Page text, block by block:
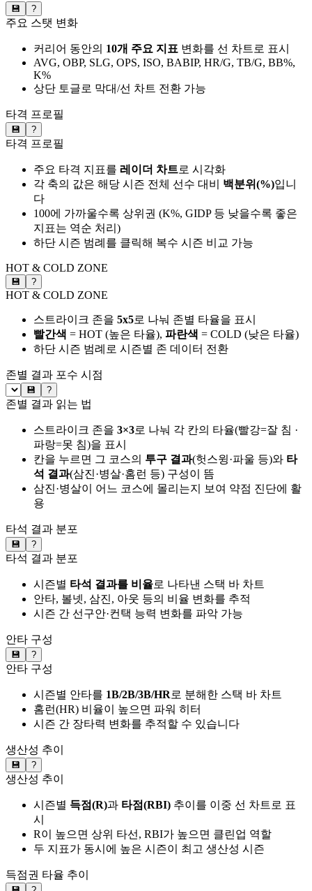
💾 ?
주요 스탯 변화
커리어 동안의 10개 주요 지표 변화를 선 차트로 표시
AVG, OBP, SLG, OPS, ISO, BABIP, HR/G, TB/G, BB%,
K%
상단 토글로 막대/선 차트 전환 가능
타격 프로필
💾 ?
타격 프로필
주요 타격 지표를 레이더 차트로 시각화
각 축의 값은 해당 시즌 전체 선수 대비 백분위(%)입니
다
100에 가까울수록 상위권 (K%, GIDP 등 낮을수록 좋은
지표는 역순 처리)
하단 시즌 범례를 클릭해 복수 시즌 비교 가능
HOT & COLD ZONE
💾 ?
HOT & COLD ZONE
스트라이크 존을 5x5로 나눠 존별 타율을 표시
빨간색 = HOT (높은 타율), 파란색 = COLD (낮은 타율)
하단 시즌 범례로 시즌별 존 데이터 전환
존별 결과 포수 시점
💾 ?
존별 결과 읽는 법
스트라이크 존을 3×3로 나눠 각 칸의 타율(빨강=잘 침 ·
파랑=못 침)을 표시
칸을 누르면 그 코스의 투구 결과(헛스윙·파울 등)와 타
석 결과(삼진·병살·홈런 등) 구성이 뜸
삼진·병살이 어느 코스에 몰리는지 보여 약점 진단에 활
용
타석 결과 분포
💾 ?
타석 결과 분포
시즌별 타석 결과를 비율로 나타낸 스택 바 차트
안타, 볼넷, 삼진, 아웃 등의 비율 변화를 추적
시즌 간 선구안·컨택 능력 변화를 파악 가능
안타 구성
💾 ?
안타 구성
시즌별 안타를 1B/2B/3B/HR로 분해한 스택 바 차트
홈런(HR) 비율이 높으면 파워 히터
시즌 간 장타력 변화를 추적할 수 있습니다
생산성 추이
💾 ?
생산성 추이
시즌별 득점(R)과 타점(RBI) 추이를 이중 선 차트로 표
시
R이 높으면 상위 타선, RBI가 높으면 클린업 역할
두 지표가 동시에 높은 시즌이 최고 생산성 시즌
득점권 타율 추이